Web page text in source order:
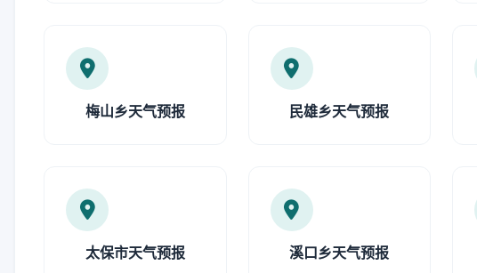
梅山乡天气预报 民雄乡天气预报
太保市天气预报 溪口乡天气预报